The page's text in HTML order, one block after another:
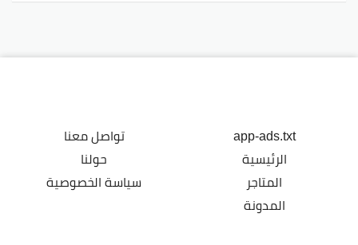
app-ads.txt
الرئيسية
المتاجر
المدونة
تواصل معنا
حولنا
سياسة الخصوصية